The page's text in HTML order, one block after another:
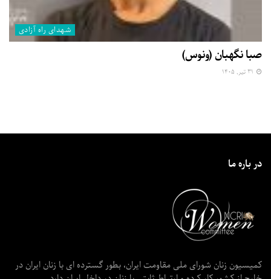
شهدای راه آزادی
صبا نگهبان (ونوس)
در باره ما
کمیسیون زنان شورای ملی مقاومت ایران، بطور گسترده ای با زنان ایران در